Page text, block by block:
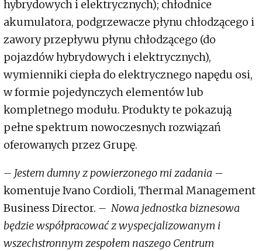
hybrydowych i elektrycznych); chłodnice
akumulatora, podgrzewacze płynu chłodzącego i
zawory przepływu płynu chłodzącego (do
pojazdów hybrydowych i elektrycznych),
wymienniki ciepła do elektrycznego napędu osi,
w formie pojedynczych elementów lub
kompletnego modułu. Produkty te pokazują
pełne spektrum nowoczesnych rozwiązań
oferowanych przez Grupę.
– Jestem dumny z powierzonego mi zadania –
komentuje Ivano Cordioli, Thermal Management
Business Director. – Nowa jednostka biznesowa
będzie współpracować z wyspecjalizowanym i
wszechstronnym zespołem naszego Centrum